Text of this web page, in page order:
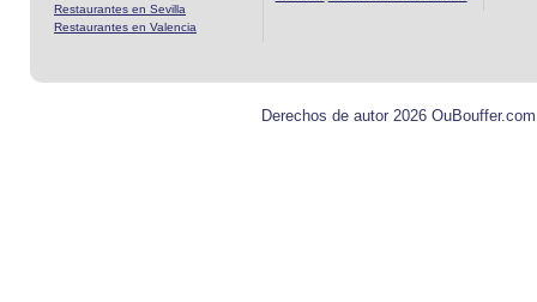
Restaurantes en Sevilla
Restaurantes en Valencia
Derechos de autor 2026